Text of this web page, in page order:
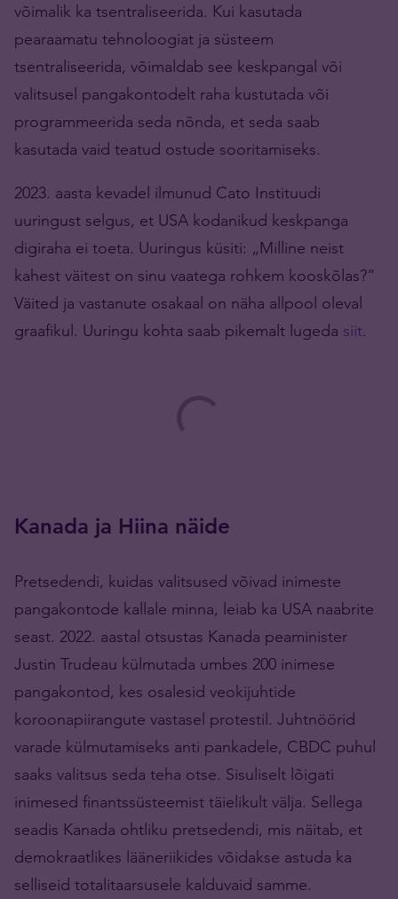
võimalik ka tsentraliseerida. Kui kasutada
pearaamatu tehnoloogiat ja süsteem
tsentraliseerida, võimaldab see keskpangal või
valitsusel pangakontodelt raha kustutada või
programmeerida seda nõnda, et seda saab
kasutada vaid teatud ostude sooritamiseks.
2023. aasta kevadel ilmunud Cato Instituudi
uuringust selgus, et USA kodanikud keskpanga
digiraha ei toeta. Uuringus küsiti: „Milline neist
kahest väitest on sinu vaatega rohkem kooskõlas?“
Väited ja vastanute osakaal on näha allpool oleval
graafikul. Uuringu kohta saab pikemalt lugeda siit.
Kanada ja Hiina näide
Pretsedendi, kuidas valitsused võivad inimeste
pangakontode kallale minna, leiab ka USA naabrite
seast. 2022. aastal otsustas Kanada peaminister
Justin Trudeau külmutada umbes 200 inimese
pangakontod, kes osalesid veokijuhtide
koroonapiirangute vastasel protestil. Juhtnöörid
varade külmutamiseks anti pankadele, CBDC puhul
saaks valitsus seda teha otse. Sisuliselt lõigati
inimesed finantssüsteemist täielikult välja. Sellega
seadis Kanada ohtliku pretsedendi, mis näitab, et
demokraatlikes lääneriikides võidakse astuda ka
selliseid totalitaarsusele kalduvaid samme.